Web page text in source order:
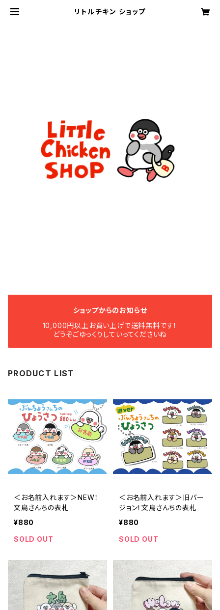
リトルチキン ショップ
ショップからのお知らせ
10,000円以上お買い上げで送料無料です！
どうぞごゆっくりしていってくださいね
PRODUCT LIST
＜お名前入れます＞NEW！
文鳥さんちの表札
¥880
SOLD OUT
＜お名前入れます＞旧バー
ジョン！文鳥さんちの表札
¥880
SOLD OUT